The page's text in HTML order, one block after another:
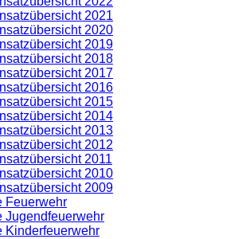
2021
2020
2019
2018
2017
2016
2015
2014
2013
2012
2011
2010
2009
Feuerwehr
Jugendfeuerwehr
Kinderfeuerwehr